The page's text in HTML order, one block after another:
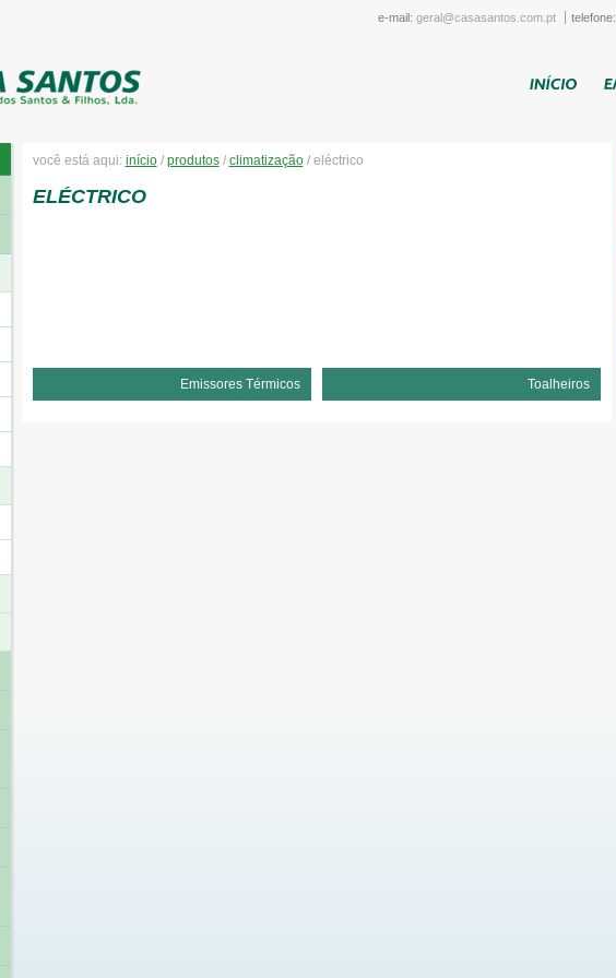
e-mail: geral@casasantos.com.pt telefone:
você está aqui: início/ produtos/ climatização/ eléctrico
ELÉCTRICO
Emissores Térmicos Toalheiros